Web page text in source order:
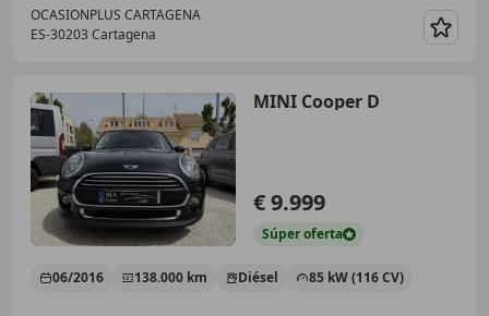
OCASIONPLUS CARTAGENA
ES-30203 Cartagena
MINI Cooper D
€ 9.999
Súperoferta
06/2016 138.000 km Diésel 85 kW (116 CV)